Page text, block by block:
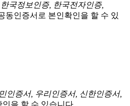
국정보인증, 한국전자인증,
동인증서로 본인확인을 할 수 있
인증서, 우리인증서, 신한인증서,